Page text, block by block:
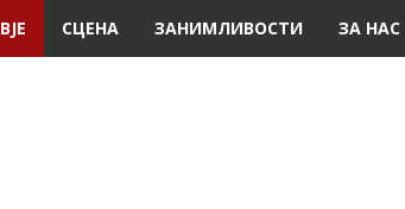
СЦЕНА ЗАНИМЛИВОСТИ ЗА НАС